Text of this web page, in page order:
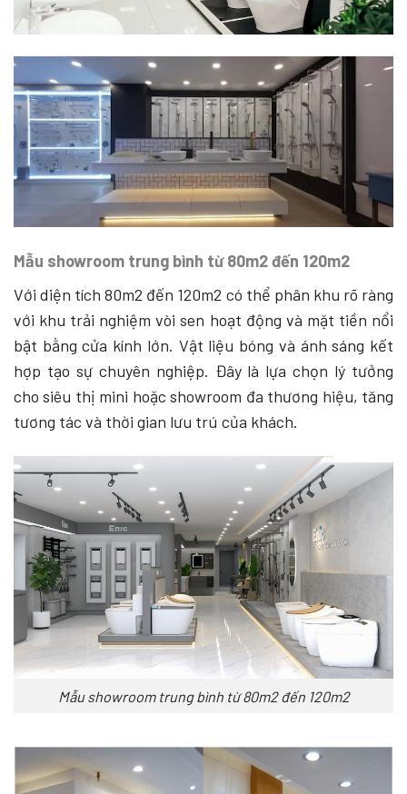
Mẫu showroom trung bình từ 80m2 đến 120m2
Với diện tích 80m2 đến 120m2 có thể phân khu rõ ràng
với khu trải nghiệm vòi sen hoạt động và mặt tiền nổi
bật bằng cửa kính lớn. Vật liệu bóng và ánh sáng kết
hợp tạo sự chuyên nghiệp. Đây là lựa chọn lý tưởng
cho siêu thị mini hoặc showroom đa thương hiệu, tăng
tương tác và thời gian lưu trú của khách.
Mẫu showroom trung bình từ 80m2 đến 120m2